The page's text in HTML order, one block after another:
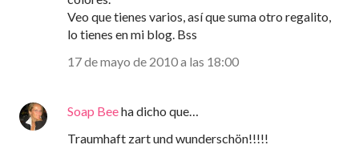
Veo que tienes varios, así que suma otro regalito,
lo tienes en mi blog. Bss
17 de mayo de 2010 a las 18:00
Soap Beeha dicho que…
Traumhaft zart und wunderschön!!!!!